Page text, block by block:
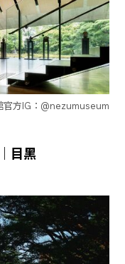
官方IG：@nezumuseum
目黑